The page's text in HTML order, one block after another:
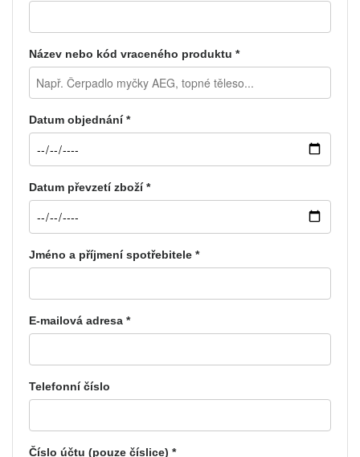
Název nebo kód vraceného produktu *
Datum objednání *
Datum převzetí zboží *
Jméno a příjmení spotřebitele *
E-mailová adresa *
Telefonní číslo
Číslo účtu (pouze číslice) *